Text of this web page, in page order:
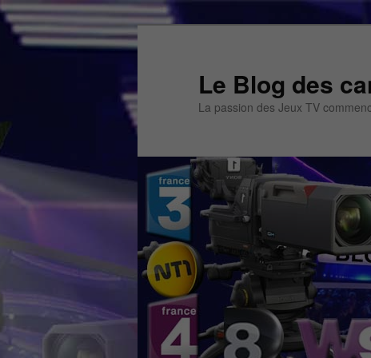
Aller
Le Blog des
La passion des Jeux TV